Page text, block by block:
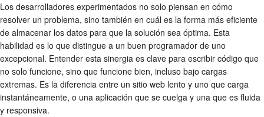
Los desarrolladores experimentados no solo piensan en cómo
resolver un problema, sino también en cuál es la forma más eficiente
de almacenar los datos para que la solución sea óptima. Esta
habilidad es lo que distingue a un buen programador de uno
excepcional. Entender esta sinergia es clave para escribir código que
no solo funcione, sino que funcione bien, incluso bajo cargas
extremas. Es la diferencia entre un sitio web lento y uno que carga
instantáneamente, o una aplicación que se cuelga y una que es fluida
y responsiva.